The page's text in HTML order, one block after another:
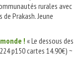
rurales avec
Prakash. Jeune
! « Le dessous des
p150 cartes 14.90€) ~